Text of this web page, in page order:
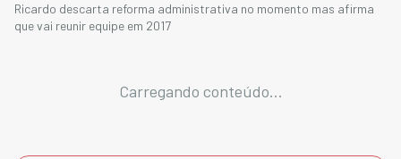
Ricardo descarta reforma administrativa no momento mas afirma
que vai reunir equipe em 2017
Carregando conteúdo...